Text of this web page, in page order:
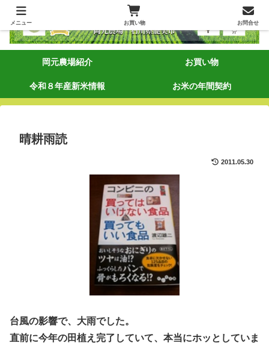
岡元農場紹介 お買い物
令和８年産新米情報 お米の年間契約
晴耕雨読
2011.05.30
台風の影響で、大雨でした。
直前に今年の田植え完了していて、本当にホッとしていま
メニュー お買い物 お問合せ